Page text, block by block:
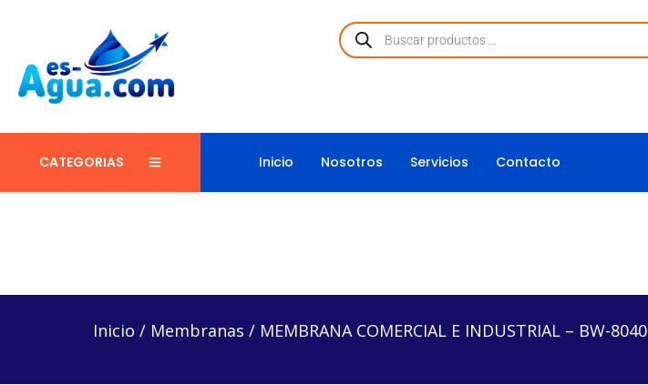
CATEGORIAS Inicio Nosotros Servicios Contacto
Inicio / Membranas / MEMBRANA COMERCIAL E INDUSTRIAL – BW-8040